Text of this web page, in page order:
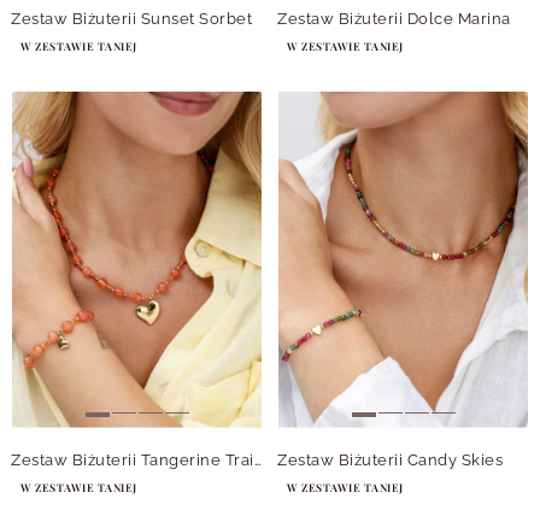
Zestaw Biżuterii Sunset Sorbet
W ZESTAWIE TANIEJ
Zestaw Biżuterii Dolce Marina
W ZESTAWIE TANIEJ
Zestaw Biżuterii Tangerine Trails
W ZESTAWIE TANIEJ
Zestaw Biżuterii Candy Skies
W ZESTAWIE TANIEJ